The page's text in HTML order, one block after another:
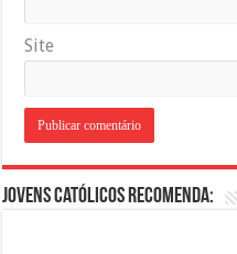
Site
Jovens Católicos Recomenda: